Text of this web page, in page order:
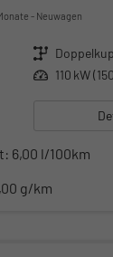
Neuwagen
Getriebe
Leistung 110 kW
6,00 l/100km
g/km